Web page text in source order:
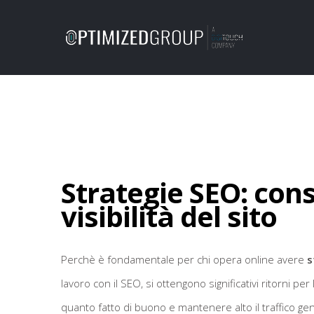
Strategie SEO:
visibilità del sito
Perchè è fondamentale per chi opera online avere
lavoro con il SEO, si ottengono significativi ritorni
quanto fatto di buono e mantenere alto il traffico